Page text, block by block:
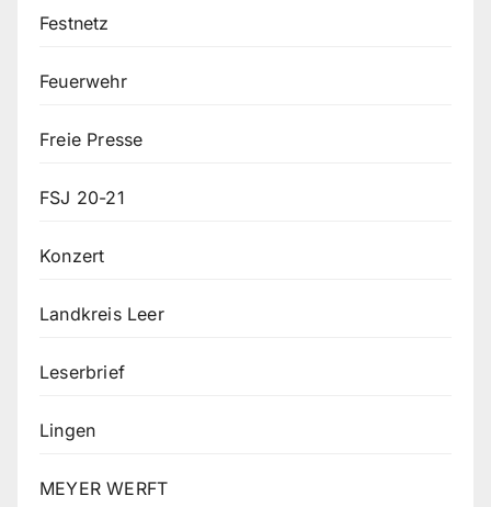
Festnetz
Feuerwehr
Freie Presse
FSJ 20-21
Konzert
Landkreis Leer
Leserbrief
Lingen
MEYER WERFT